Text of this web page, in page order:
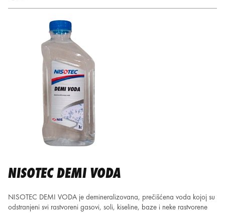
NISOTEC DEMI VODA
NISOTEC DEMI VODA je demineralizovana, prečišćena voda kojoj su
odstranjeni svi rastvoreni gasovi, soli, kiseline, baze i neke rastvorene